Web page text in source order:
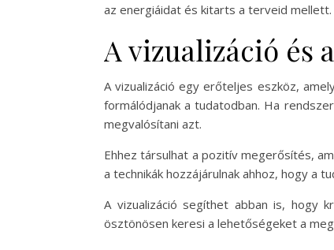
az energiáidat és kitarts a terveid mellett.
A vizualizáció és
A vizualizáció egy erőteljes eszköz,
formálódjanak a tudatodban. Ha
megvalósítani azt.
Ehhez társulhat a pozitív megerősítés,
a technikák hozzájárulnak ahhoz, hogy a
A vizualizáció segíthet abban is, hogy
ösztönösen keresi a lehetőségeket a